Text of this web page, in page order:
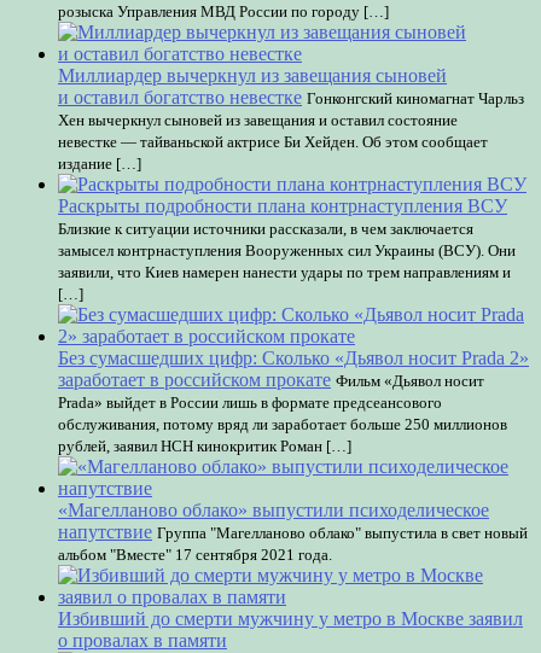
розыска Управления МВД России по городу […]
Миллиардер вычеркнул из завещания сыновей
и оставил богатство невестке Гонконгский киномагнат Чарльз
Хен вычеркнул сыновей из завещания и оставил состояние
невестке — тайваньской актрисе Би Хейден. Об этом сообщает
издание […]
Раскрыты подробности плана контрнаступления ВСУ
Близкие к ситуации источники рассказали, в чем заключается
замысел контрнаступления Вооруженных сил Украины (ВСУ). Они
заявили, что Киев намерен нанести удары по трем направлениям и
[…]
Без сумасшедших цифр: Сколько «Дьявол носит Prada 2»
заработает в российском прокате Фильм «Дьявол носит
Prada» выйдет в России лишь в формате предсеансового
обслуживания, потому вряд ли заработает больше 250 миллионов
рублей, заявил НСН кинокритик Роман […]
«Магелланово облако» выпустили психоделическое
напутствие Группа "Магелланово облако" выпустила в свет новый
альбом "Вместе" 17 сентября 2021 года.
Избивший до смерти мужчину у метро в Москве заявил
о провалах в памяти